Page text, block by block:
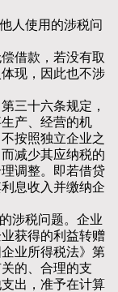
人使用的涉税问
借款，若没有取
现，因此也不涉
三十六条规定，
产、经营的机
按照独立企业之
减少其应纳税的
调整。即若借贷
息收入并缴纳企
涉税问题。企业
获得的利益转赠
业所得税法》第
的、合理的支
出，准予在计算